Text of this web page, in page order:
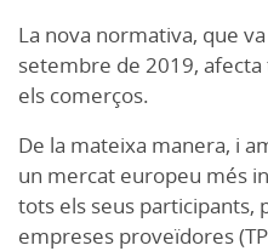
La nova normativa, que
setembre de 2019,
els comerços.
De la mateixa manera, i
un mercat europeu més
tots els seus participants,
empreses proveïdores